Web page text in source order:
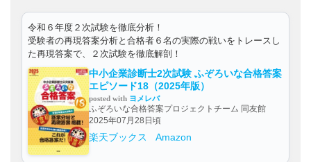
令和６年度２次試験を徹底分析！
受験者の再現答案分析と合格者６名の実際の戦いをトレースし
た再現答案で、２次試験を徹底解剖！
中小企業診断士2次試験 ふぞろいな合格答案
エピソード18（2025年版）
posted with ヨメレバ
ふぞろいな合格答案プロジェクトチーム 同友館
2025年07月28日頃
楽天ブックス Amazon